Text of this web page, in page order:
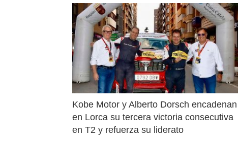
Kobe Motor y Alberto Dorsch encadenan
en Lorca su tercera victoria consecutiva
en T2 y refuerza su liderato